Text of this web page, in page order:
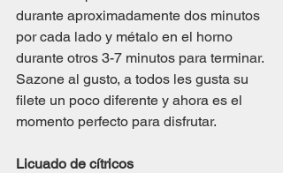
durante aproximadamente dos minutos
por cada lado y métalo en el horno
durante otros 3-7 minutos para terminar.
Sazone al gusto, a todos les gusta su
filete un poco diferente y ahora es el
momento perfecto para disfrutar.
Licuado de cítricos